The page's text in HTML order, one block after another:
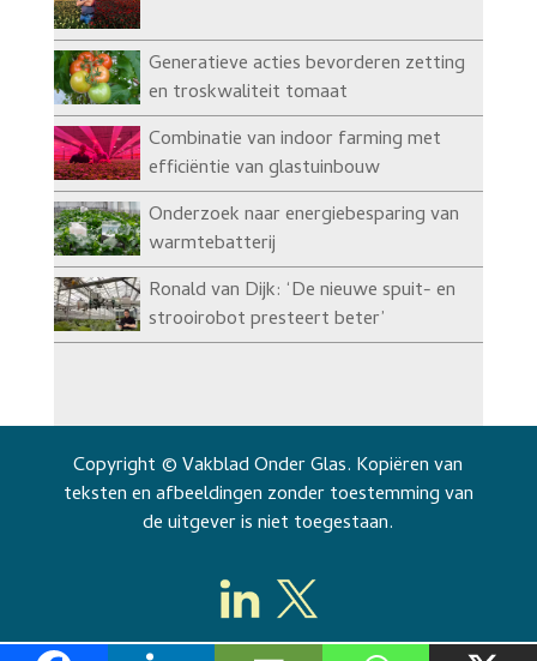
Generatieve acties bevorderen zetting
en troskwaliteit tomaat
Combinatie van indoor farming met
efficiëntie van glastuinbouw
Onderzoek naar energiebesparing van
warmtebatterij
Ronald van Dijk: ‘De nieuwe spuit- en
strooirobot presteert beter’
Copyright © Vakblad Onder Glas. Kopiëren van
teksten en afbeeldingen zonder toestemming van
de uitgever is niet toegestaan.